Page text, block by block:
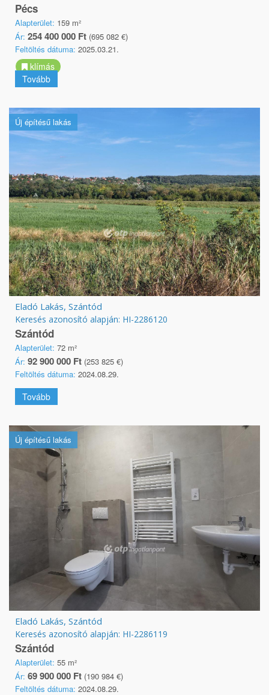
Pécs
Alapterület: 159 m²
Ár: 254 400 000 Ft (695 082 €)
Feltöltés dátuma: 2025.03.21.
klímás
Tovább
Új építésű lakás
Eladó Lakás, Szántód
Keresés azonosító alapján: HI-2286120
Szántód
Alapterület: 72 m²
Ár: 92 900 000 Ft (253 825 €)
Feltöltés dátuma: 2024.08.29.
Tovább
Új építésű lakás
Eladó Lakás, Szántód
Keresés azonosító alapján: HI-2286119
Szántód
Alapterület: 55 m²
Ár: 69 900 000 Ft (190 984 €)
Feltöltés dátuma: 2024.08.29.